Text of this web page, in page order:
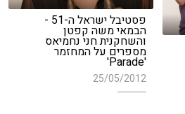
פסטיבל ישראל ה-51 -
הבמאי משה קפטן
והשחקנית חני נחמיאס
מספרים על המחזמר
'Parade'
25/05/2012